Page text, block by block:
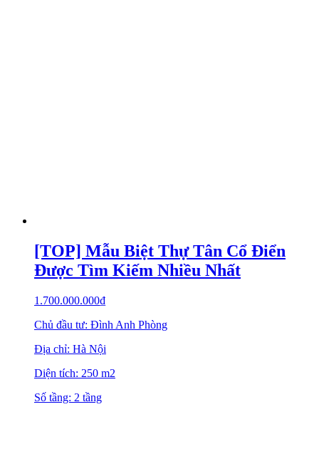
[TOP] Mẫu Biệt Thự Tân Cổ Điển
Được Tìm Kiếm Nhiều Nhất
1.700.000.000₫
Chủ đầu tư: Đình Anh Phòng
Địa chỉ: Hà Nội
Diện tích: 250 m2
Số tầng: 2 tầng